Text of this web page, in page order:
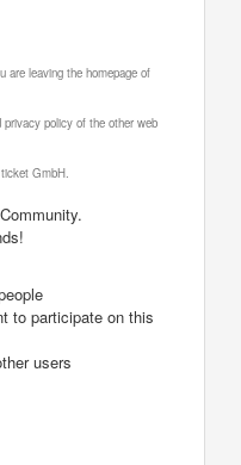
are leaving the homepage of
policy of the other web
GmbH.
to participate on this
users